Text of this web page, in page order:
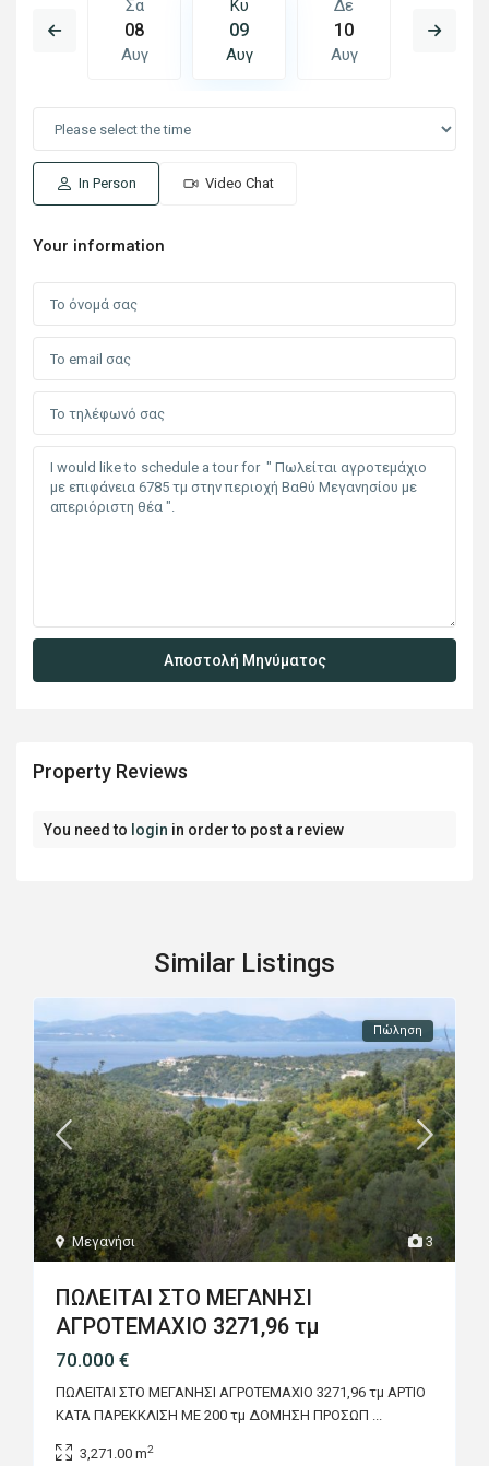
Σα
08
Αυγ
Κυ
09
Αυγ
Δε
10
Αυγ
11
In Person Video Chat
Your information
Property Reviews
You need to login in order to post a review
Similar Listings
3
Μεγανήσι
Πώληση
ΠΩΛΕΙΤΑΙ ΣΤΟ ΜΕΓΑΝΗΣΙ
ΑΓΡΟΤΕΜΑΧΙΟ 3271,96 τμ
70.000 €
ΠΩΛΕΙΤΑΙ ΣΤΟ ΜΕΓΑΝΗΣΙ ΑΓΡΟΤΕΜΑΧΙΟ 3271,96 τμ ΑΡΤΙΟ
ΚΑΤΑ ΠΑΡΕΚΚΛΙΣΗ ΜΕ 200 τμ ΔΟΜΗΣΗ ΠΡΟΣΩΠ ...
3,271.00 m2